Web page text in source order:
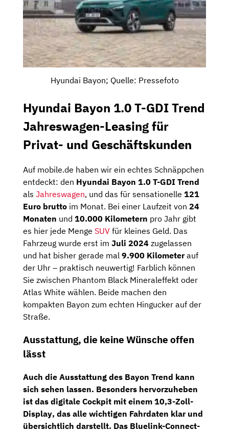
Hyundai Bayon; Quelle: Pressefoto
Hyundai Bayon 1.0 T-GDI Trend
Jahreswagen-Leasing für
Privat- und Geschäftskunden
Auf mobile.de haben wir ein echtes Schnäppchen
entdeckt: den Hyundai Bayon 1.0 T-GDI Trend
als Jahreswagen, und das für sensationelle 121
Euro brutto im Monat. Bei einer Laufzeit von 24
Monaten und 10.000 Kilometern pro Jahr gibt
es hier jede Menge SUV für kleines Geld. Das
Fahrzeug wurde erst im Juli 2024 zugelassen
und hat bisher gerade mal 9.900 Kilometerauf
der Uhr – praktisch neuwertig! Farblich können
Sie zwischen Phantom Black Mineraleffekt oder
Atlas White wählen. Beide machen den
kompakten Bayon zum echten Hingucker auf der
Straße.
Ausstattung, die keine Wünsche offen
lässt
Auch die Ausstattung des Bayon Trend kann
sich sehen lassen. Besonders hervorzuheben
ist das digitale Cockpit mit einem 10,3-Zoll-
Display, das alle wichtigen Fahrdaten klar und
übersichtlich darstellt. Das Bluelink-Connect-